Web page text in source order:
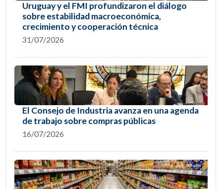
Uruguay y el FMI profundizaron el diálogo
sobre estabilidad macroeconómica,
crecimiento y cooperación técnica
31/07/2026
El Consejo de Industria avanza en una agenda
de trabajo sobre compras públicas
16/07/2026